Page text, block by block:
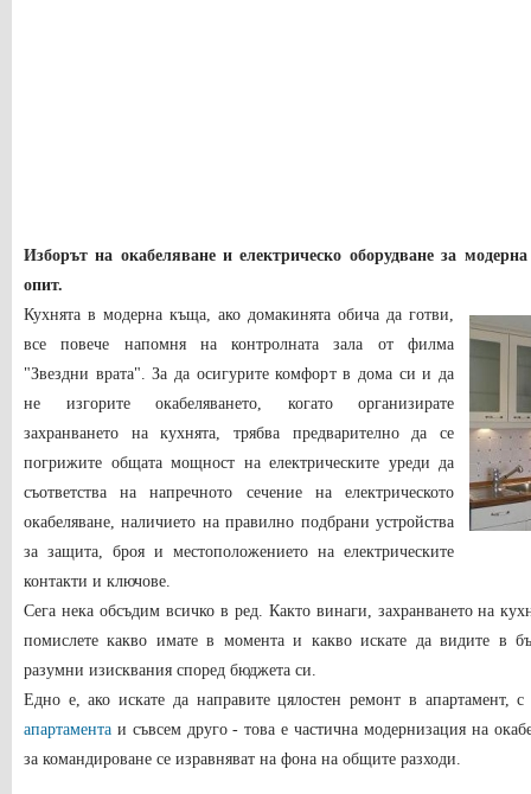
Изборът на окабеляване и електрическо оборудване за
опит.
Кухнята в модерна къща, ако домакинята обича да готви,
все повече напомня на контролната зала от филма
"Звездни врата". За да осигурите комфорт в дома си и да
не изгорите окабеляването, когато организирате
захранването на кухнята, трябва предварително да се
погрижите общата мощност на електрическите уреди да
съответства на напречното сечение на електрическото
окабеляване, наличието на правилно подбрани устройства
за защита, броя и местоположението на електрическите
контакти и ключове.
Сега нека обсъдим всичко в ред. Както винаги, захранването на
помислете какво имате в момента и какво искате да видите в
разумни изисквания според бюджета си.
Едно е, ако искате да направите цялостен ремонт в апартамент,
апартамента и съвсем друго - това е частична модернизация на
за командироване се изравняват на фона на общите разходи.